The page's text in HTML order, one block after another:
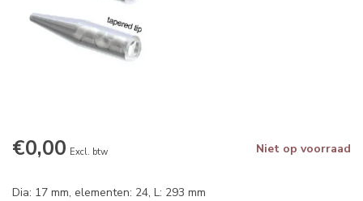
€0,00 Excl. btw Niet op voorraad
Dia: 17 mm, elementen: 24, L: 293 mm